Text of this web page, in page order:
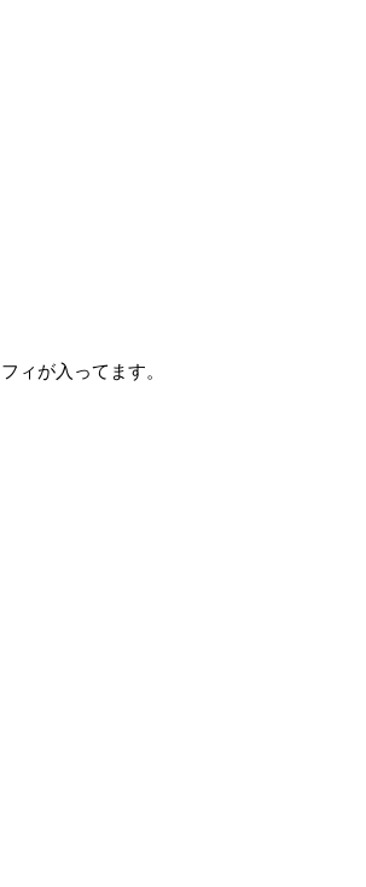
ィが入ってます。